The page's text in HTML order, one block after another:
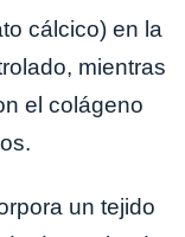
cálcico) en la
mientras
el colágeno
un tejido